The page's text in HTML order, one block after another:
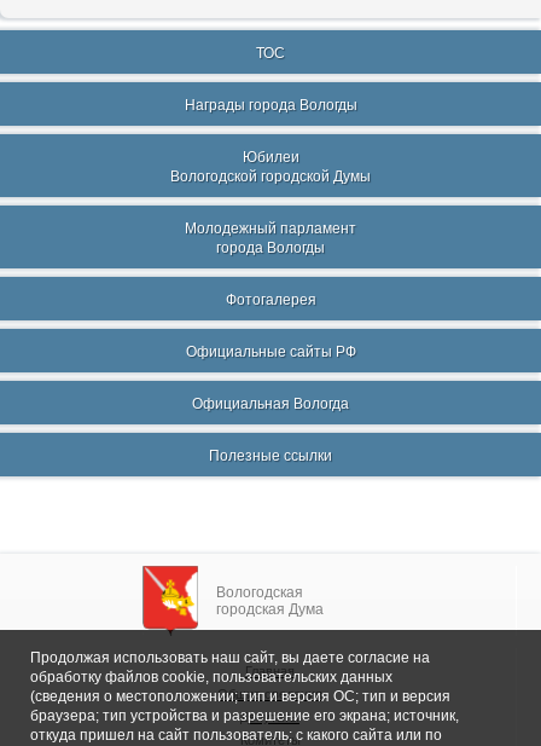
ТОС
Награды города Вологды
Юбилеи
Вологодской городской Думы
Молодежный парламент
города Вологды
Фотогалерея
Официальные сайты РФ
Официальная Вологда
Полезные ссылки
Вологодская
городская Дума
Главная
Общие сведения
Депутаты
Комитеты
Продолжая использовать наш сайт, вы даете согласие на
обработку файлов cookie, пользовательских данных
(сведения о местоположении; тип и версия ОС; тип и версия
браузера; тип устройства и разрешение его экрана; источник,
откуда пришел на сайт пользователь; с какого сайта или по